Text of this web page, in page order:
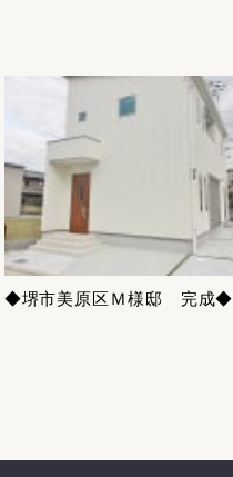
◆堺市美原区Ｍ様邸 完成◆